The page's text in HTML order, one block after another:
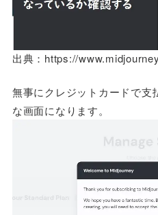
出典：https://
無事にクレジットカードで支
な画面になります。